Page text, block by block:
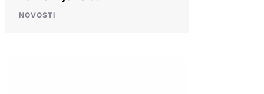
NOVOSTI